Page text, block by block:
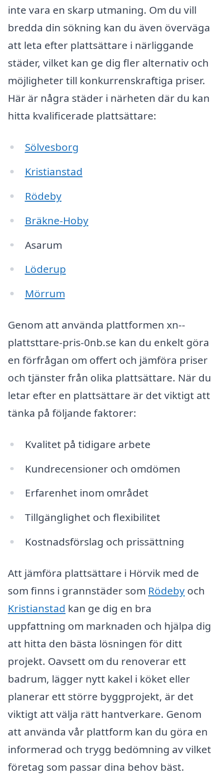
inte vara en skarp utmaning. Om du vill
bredda din sökning kan du även överväga
att leta efter plattsättare i närliggande
städer, vilket kan ge dig fler alternativ och
möjligheter till konkurrenskraftiga priser.
Här är några städer i närheten där du kan
hitta kvalificerade plattsättare:
Sölvesborg
Kristianstad
Rödeby
Bräkne-Hoby
Asarum
Löderup
Mörrum
Genom att använda plattformen xn--
plattsttare-pris-0nb.se kan du enkelt göra
en förfrågan om offert och jämföra priser
och tjänster från olika plattsättare. När du
letar efter en plattsättare är det viktigt att
tänka på följande faktorer:
Kvalitet på tidigare arbete
Kundrecensioner och omdömen
Erfarenhet inom området
Tillgänglighet och flexibilitet
Kostnadsförslag och prissättning
Att jämföra plattsättare i Hörvik med de
som finns i grannstäder som Rödeby och
Kristianstad kan ge dig en bra
uppfattning om marknaden och hjälpa dig
att hitta den bästa lösningen för ditt
projekt. Oavsett om du renoverar ett
badrum, lägger nytt kakel i köket eller
planerar ett större byggprojekt, är det
viktigt att välja rätt hantverkare. Genom
att använda vår plattform kan du göra en
informerad och trygg bedömning av vilket
företag som passar dina behov bäst.